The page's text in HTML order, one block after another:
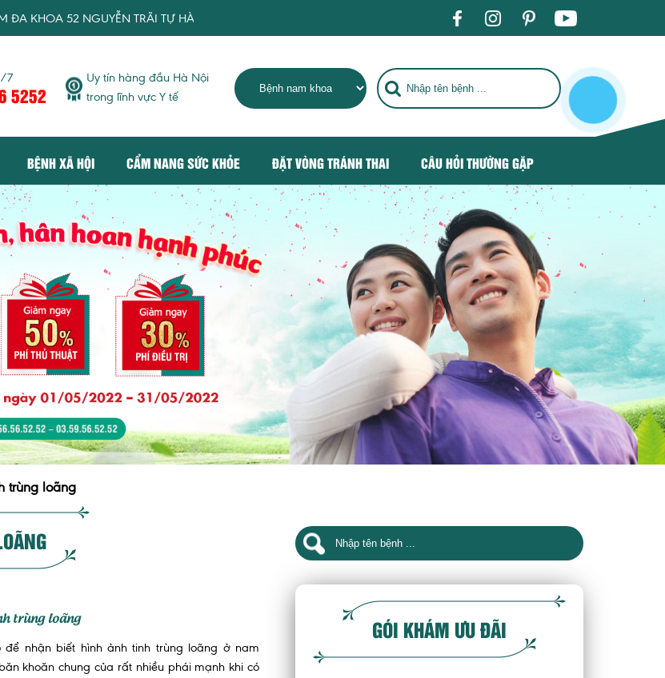
52 NGUYỄN TRÃI TỰ HÀO MANG TỚI DỊCH VỤ KHÁM CHỮA BỆNH TIÊU CHUẨN QUỐC TẾ, TRỞ THÀNH ĐỊA CHỈ
7
5252
Uy tín hàng đầu Hà Nội
trong lĩnh vực Y tế
BỆNH XÃ HỘI CẨM NANG SỨC KHỎE ĐẶT VÒNG TRÁNH THAI CÂU HỎI THƯỜNG GẶP
trùng loãng
trùng loãng
để nhận biết hình ảnh tinh trùng loãng ở nam
khoăn chung của rất nhiều phái mạnh khi có
GÓI KHÁM ƯU ĐÃI